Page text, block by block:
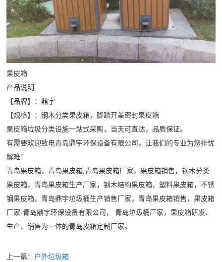
果皮箱
产品说明
【品牌】：鼎宇
【规格】：钢木分类果皮箱，脚踏开盖密封果皮箱
果皮箱垃圾分类设施一站式采购，当天可直达，品质保证。
有需要欢迎致电青岛鼎宇环保设备有限公司，让我们的专业为您排忧
解难！
青岛果皮箱，青岛果皮箱,青岛果皮箱厂家，果皮箱销售，钢木分类
果皮箱，青岛果皮箱生产厂家，钢木结构果皮箱，塑料果皮箱，不锈
钢果皮箱，青岛鼎宇垃圾桶生产销售厂家，青岛果皮箱销售，果皮箱
厂家-青岛鼎宇环保设备有限公司，青岛垃圾桶厂家 ，果皮箱研发、
生产、销售为一体的青岛皮箱定制厂家。
上一篇： 户外垃圾箱